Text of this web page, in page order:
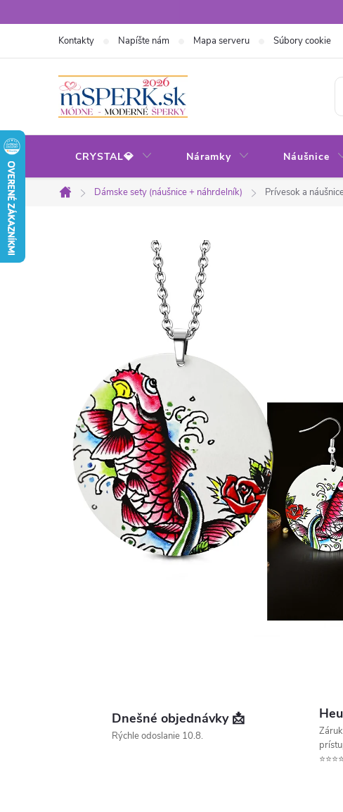
na
Kontakty Napíšte nám Mapa serveru Súbory cookie
CRYSTAL💎 Náramky Náušnice
Domov
Dámske sety (náušnice + náhrdelník) Prívesok a
Dnešné objednávky 📩
Rýchle odoslanie 10.8.